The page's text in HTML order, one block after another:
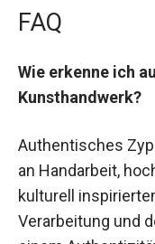
FAQ
Wie erkenne ich
Kunsthandwerk?
Authentisches
an Handarbeit,
kulturell
Verarbeitung und